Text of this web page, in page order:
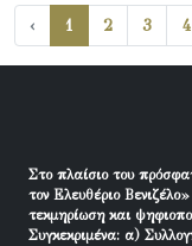
‹ 1 2 3 4
Στο πλαίσιο του
τον Ελευθέριο
τεκμηρίωση και
Συγκεκριμένα: α)